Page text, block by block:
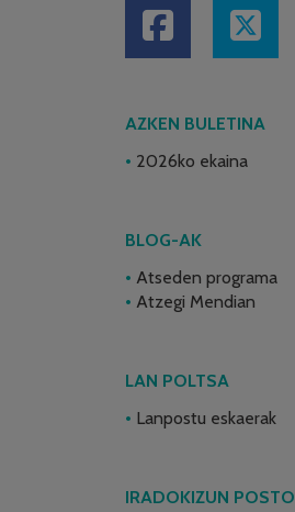
AZKEN BULETINA
2026ko ekaina
BLOG-AK
Atseden programa
Atzegi Mendian
LAN POLTSA
Lanpostu eskaerak
IRADOKIZUN